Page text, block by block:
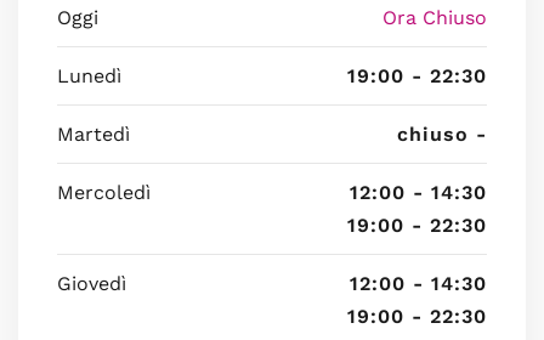
Oggi Ora Chiuso
Lunedì 19:00 - 22:30
Martedì chiuso -
Mercoledì
12:00 - 14:30
19:00 - 22:30
Giovedì
12:00 - 14:30
19:00 - 22:30